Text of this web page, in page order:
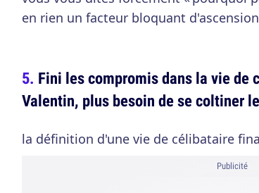
en rien un facteur bloquant
Fini les compromis dans la vie de
Valentin, plus besoin de se coltiner
la définition d'une vie de célibataire
Publicité